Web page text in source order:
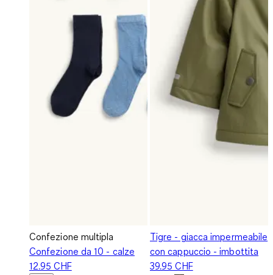
Confezione multipla
Confezione da 10 - calze
12.95 CHF
Tigre - giacca impermeabile
con cappuccio - imbottita
39.95 CHF